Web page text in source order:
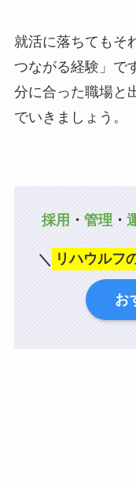
就活に落ちてもそ
つながる経験」で
分に合った職場と
でいきましょう。
採用 ・ 管理 ・
＼ リハウルフ
お